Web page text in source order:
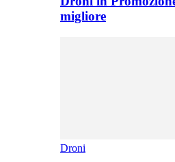
migliore
Droni